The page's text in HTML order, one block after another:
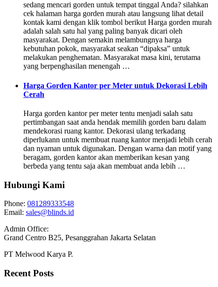
sedang mencari gorden untuk tempat tinggal Anda? silahkan
cek halaman harga gorden murah atau langsung lihat detail
kontak kami dengan klik tombol berikut Harga gorden murah
adalah salah satu hal yang paling banyak dicari oleh
masyarakat. Dengan semakin melambungnya harga
kebutuhan pokok, masyarakat seakan “dipaksa” untuk
melakukan penghematan. Masyarakat masa kini, terutama
yang berpenghasilan menengah …
Harga Gorden Kantor per Meter untuk Dekorasi Lebih
Cerah
Harga gorden kantor per meter tentu menjadi salah satu
pertimbangan saat anda hendak memilih gorden baru dalam
mendekorasi ruang kantor. Dekorasi ulang terkadang
diperlukann untuk membuat ruang kantor menjadi lebih cerah
dan nyaman untuk digunakan. Dengan warna dan motif yang
beragam, gorden kantor akan memberikan kesan yang
berbeda yang tentu saja akan membuat anda lebih …
Hubungi Kami
Phone: 081289333548
Email: sales@blinds.id
Admin Office:
Grand Centro B25, Pesanggrahan Jakarta Selatan
PT Melwood Karya P.
Recent Posts